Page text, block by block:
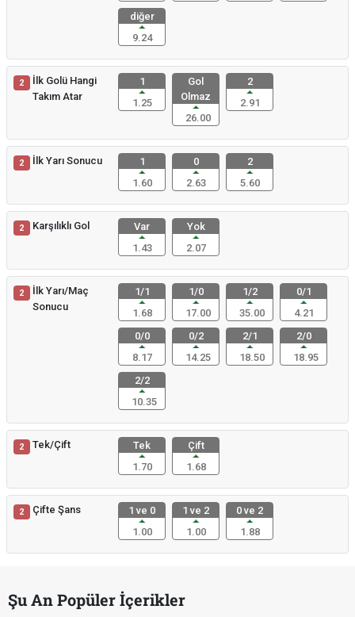
diğer
9.24
2
İlk Golü Hangi
Takım Atar
1
1.25
Gol
Olmaz
26.00
2
2.91
2 İlk Yarı Sonucu
1
1.60
0
2.63
2
5.60
2 Karşılıklı Gol
Var
1.43
Yok
2.07
2
İlk Yarı/Maç
Sonucu
1/1
1.68
1/0
17.00
1/2
35.00
0/1
4.21
0/0
8.17
0/2
14.25
2/1
18.50
2/0
18.95
2/2
10.35
2 Tek/Çift
Tek
1.70
Çift
1.68
2 Çifte Şans
1 ve 0
1.00
1 ve 2
1.00
0 ve 2
1.88
Şu An Popüler İçerikler